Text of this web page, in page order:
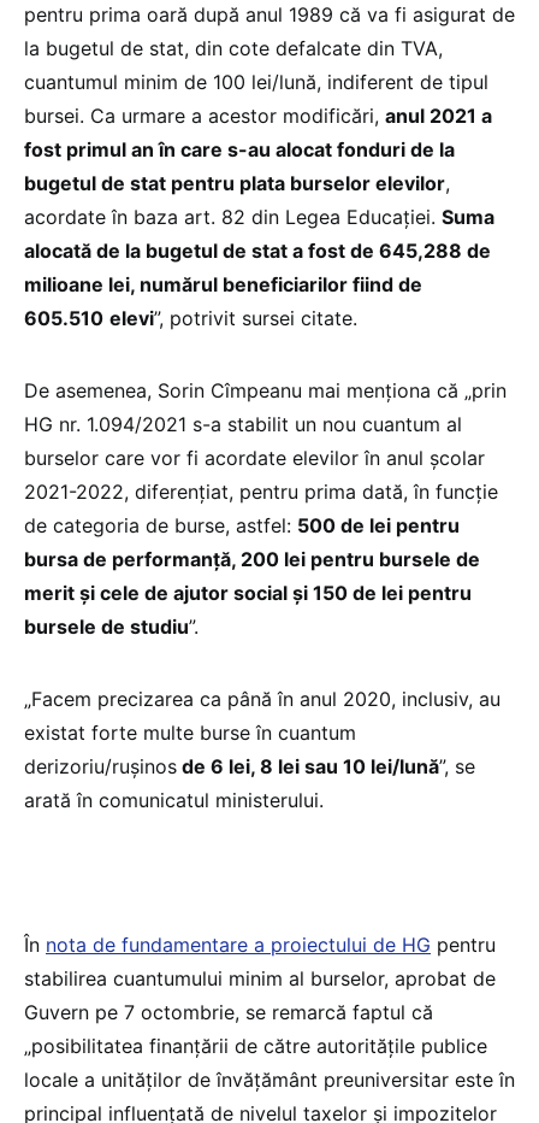
pentru prima oară după anul 1989 că va fi asigurat de
la bugetul de stat, din cote defalcate din TVA,
cuantumul minim de 100 lei/lună, indiferent de tipul
bursei. Ca urmare a acestor modificări, anul 2021 a
fost primul an în care s-au alocat fonduri de la
bugetul de stat pentru plata burselor elevilor,
acordate în baza art. 82 din Legea Educației. Suma
alocată de la bugetul de stat a fost de 645,288 de
milioane lei, numărul beneficiarilor fiind de
605.510 elevi”, potrivit sursei citate.
De asemenea, Sorin Cîmpeanu mai menționa că „prin
HG nr. 1.094/2021 s-a stabilit un nou cuantum al
burselor care vor fi acordate elevilor în anul școlar
2021-2022, diferențiat, pentru prima dată, în funcție
de categoria de burse, astfel: 500 de lei pentru
bursa de performanță, 200 lei pentru bursele de
merit și cele de ajutor social și 150 de lei pentru
bursele de studiu”.
„Facem precizarea ca până în anul 2020, inclusiv, au
existat forte multe burse în cuantum
derizoriu/rușinos de 6 lei, 8 lei sau 10 lei/lună”, se
arată în comunicatul ministerului.
În nota de fundamentare a proiectului de HG pentru
stabilirea cuantumului minim al burselor, aprobat de
Guvern pe 7 octombrie, se remarcă faptul că
„posibilitatea finanțării de către autoritățile publice
locale a unităților de învățământ preuniversitar este în
principal influențată de nivelul taxelor și impozitelor